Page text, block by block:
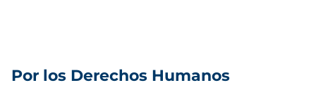
Por los Derechos Humanos